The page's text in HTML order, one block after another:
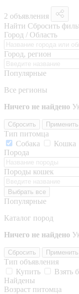
2 объявления
Найти Сбросить
Город / Область
Город, регион
Популярные
Все регионы
Ничего не найдено
Сбросить Применить
Тип питомца
Собака
Кошка
Порода
Породы кошек
Выбрать все
Популярные
Каталог пород
Ничего не найдено
Сбросить Применить
Тип объявления
Купить
Взять
Найдены
Возраст питомца